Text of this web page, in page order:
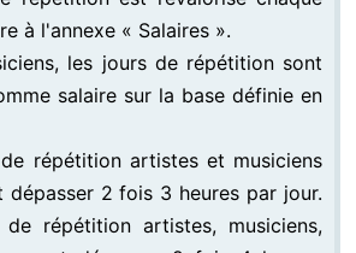
à l'annexe « Salaires ».
les jours de répétition sont
salaire sur la base définie en
répétition artistes et musiciens
dépasser 2 fois 3 heures par jour.
de répétition artistes, musiciens,